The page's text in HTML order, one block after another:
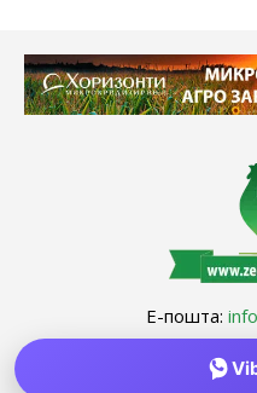
Е-пошта:
Тел: